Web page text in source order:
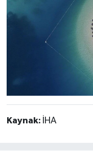
Kaynak: İHA